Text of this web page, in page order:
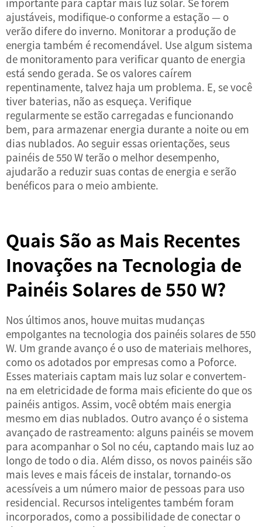
ajustáveis, modifique-o conforme a estação — o
verão difere do inverno. Monitorar a produção de
energia também é recomendável. Use algum sistema
de monitoramento para verificar quanto de energia
está sendo gerada. Se os valores caírem
repentinamente, talvez haja um problema. E, se você
tiver baterias, não as esqueça. Verifique
regularmente se estão carregadas e funcionando
bem, para armazenar energia durante a noite ou em
dias nublados. Ao seguir essas orientações, seus
painéis de 550 W terão o melhor desempenho,
ajudarão a reduzir suas contas de energia e serão
benéficos para o meio ambiente.
Quais São as Mais Recentes
Inovações na Tecnologia de
Painéis Solares de 550 W?
Nos últimos anos, houve muitas mudanças
empolgantes na tecnologia dos painéis solares de 550
W. Um grande avanço é o uso de materiais melhores,
como os adotados por empresas como a Poforce.
Esses materiais captam mais luz solar e convertem-
na em eletricidade de forma mais eficiente do que os
painéis antigos. Assim, você obtém mais energia
mesmo em dias nublados. Outro avanço é o sistema
avançado de rastreamento: alguns painéis se movem
para acompanhar o Sol no céu, captando mais luz ao
longo de todo o dia. Além disso, os novos painéis são
mais leves e mais fáceis de instalar, tornando-os
acessíveis a um número maior de pessoas para uso
residencial. Recursos inteligentes também foram
incorporados, como a possibilidade de conectar o